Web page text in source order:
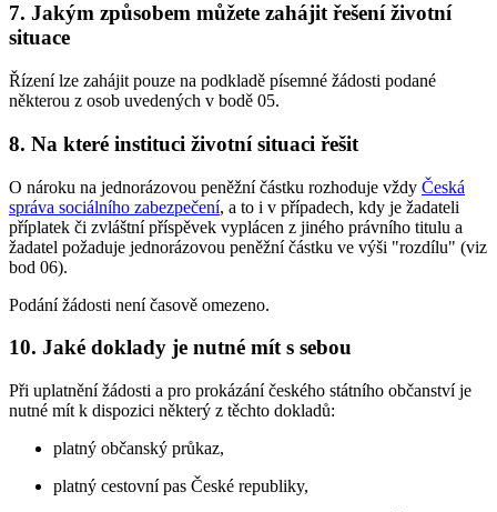
7. Jakým způsobem můžete zahájit řešení životní
situace
Řízení lze zahájit pouze na podkladě písemné žádosti podané
některou z osob uvedených v bodě 05.
8. Na které instituci životní situaci řešit
O nároku na jednorázovou peněžní částku rozhoduje vždy Česká
správa sociálního zabezpečení, a to i v případech, kdy je žadateli
příplatek či zvláštní příspěvek vyplácen z jiného právního titulu a
žadatel požaduje jednorázovou peněžní částku ve výši "rozdílu" (viz
bod 06).
Podání žádosti není časově omezeno.
10. Jaké doklady je nutné mít s sebou
Při uplatnění žádosti a pro prokázání českého státního občanství je
nutné mít k dispozici některý z těchto dokladů:
platný občanský průkaz,
platný cestovní pas České republiky,